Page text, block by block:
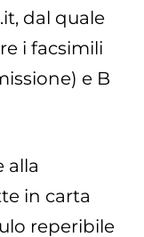
dal quale
i facsimili
e B
alla
in carta
reperibile